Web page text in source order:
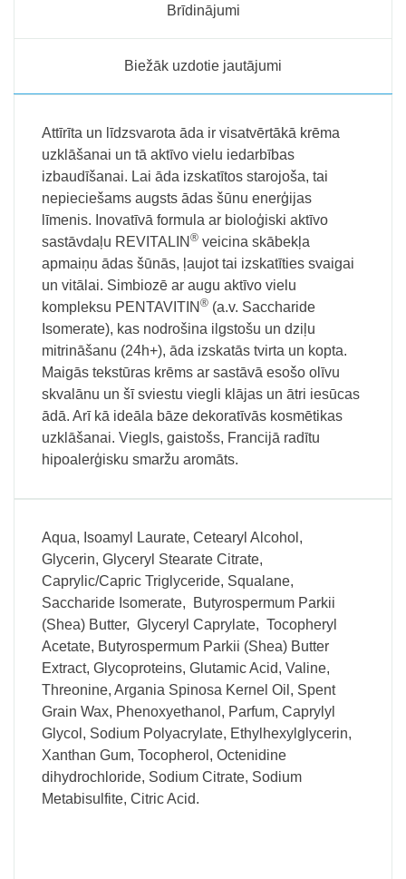
Brīdinājumi
Biežāk uzdotie jautājumi
Attīrīta un līdzsvarota āda ir visatvērtākā krēma
uzklāšanai un tā aktīvo vielu iedarbības
izbaudīšanai. Lai āda izskatītos starojoša, tai
nepieciešams augsts ādas šūnu enerģijas
līmenis. Inovatīvā formula ar bioloģiski aktīvo
sastāvdaļu REVITALIN ® veicina skābekļa
apmaiņu ādas šūnās, ļaujot tai izskatīties svaigai
un vitālai. Simbiozē ar augu aktīvo vielu
kompleksu PENTAVITIN ® (a.v. Saccharide
Isomerate), kas nodrošina ilgstošu un dziļu
mitrināšanu (24h+), āda izskatās tvirta un kopta.
Maigās tekstūras krēms ar sastāvā esošo olīvu
skvalānu un šī sviestu viegli klājas un ātri iesūcas
ādā. Arī kā ideāla bāze dekoratīvās kosmētikas
uzklāšanai. Viegls, gaistošs, Francijā radītu
hipoalerģisku smaržu aromāts.
Aqua, Isoamyl Laurate, Cetearyl Alcohol,
Glycerin, Glyceryl Stearate Citrate,
Caprylic/Capric Triglyceride, Squalane,
Saccharide Isomerate, Butyrospermum Parkii
(Shea) Butter, Glyceryl Caprylate, Tocopheryl
Acetate, Butyrospermum Parkii (Shea) Butter
Extract, Glycoproteins, Glutamic Acid, Valine,
Threonine, Argania Spinosa Kernel Oil, Spent
Grain Wax, Phenoxyethanol, Parfum, Caprylyl
Glycol, Sodium Polyacrylate, Ethylhexylglycerin,
Xanthan Gum, Tocopherol, Octenidine
dihydrochloride, Sodium Citrate, Sodium
Metabisulfite, Citric Acid.